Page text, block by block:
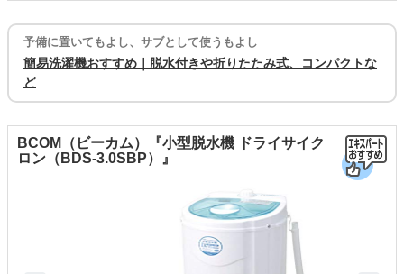
予備に置いてもよし、サブとして使うもよし
簡易洗濯機おすすめ｜脱水付きや折りたたみ式、コンパクトな
ど
BCOM（ビーカム）『小型脱水機 ドライサイク
ロン（BDS-3.0SBP）』